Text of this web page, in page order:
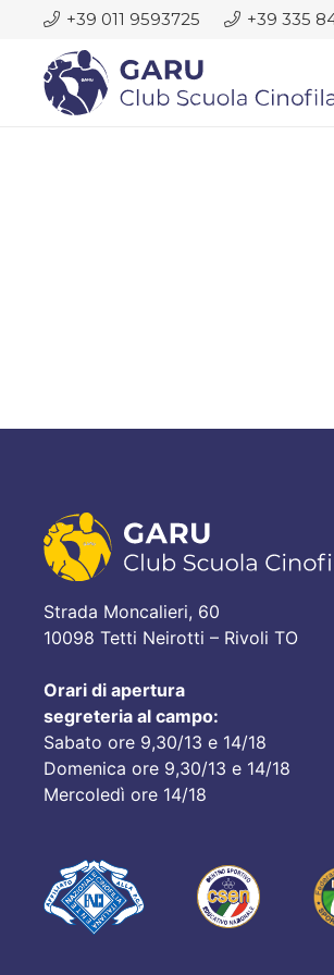
+39 011 9593725 +39 335
Strada Moncalieri, 60
10098 Tetti Neirotti – Rivoli TO
Orari di apertura
segreteria al campo:
Sabato ore 9,30/13 e 14/18
Domenica ore 9,30/13 e 14/18
Mercoledì ore 14/18